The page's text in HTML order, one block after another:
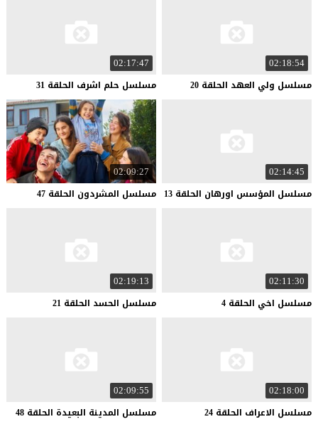
02:18:54
مسلسل ولي العهد الحلقة 20
02:17:47
مسلسل حلم اشرف الحلقة 31
02:14:45
مسلسل المؤسس اورهان الحلقة 13
02:09:27
مسلسل المشردون الحلقة 47
02:11:30
مسلسل اخي الحلقة 4
02:19:13
مسلسل الحسد الحلقة 21
02:18:00
مسلسل الاعراف الحلقة 24
02:09:55
مسلسل المدينة البعيدة الحلقة 48